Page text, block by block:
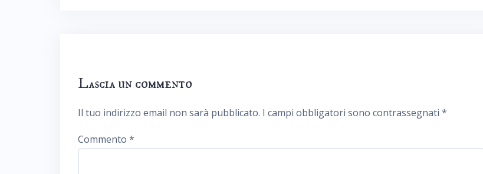
Lascia un commento
Il tuo indirizzo email non sarà pubblicato. I campi obbligatori sono contrassegnati *
Commento *